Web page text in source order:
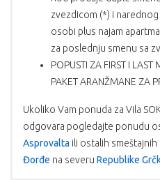
zvezdicom (*) i
osobi plus najam
za poslednju smenu sa
POPUSTI ZA FIRST I
PAKET ARANŽMANE ZA
Ukoliko Vam ponuda za Vila
odgovara pogledajte ponudu
Asprovalta ili ostalih
Đorđe na severu Republike